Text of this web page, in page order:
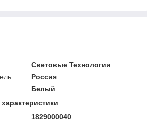
Световые Технологии
Россия
Белый
1829000040